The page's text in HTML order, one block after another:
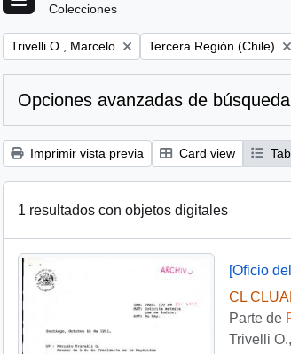
Colecciones
Remove filter:
Trivelli O., Marcelo Remove filter:
Tercera Región (Chile)
Opciones avanzadas de búsqueda
Imprimir vista previa Card view
1 resultados con objetos digitales
CL
Parte de
Trivelli